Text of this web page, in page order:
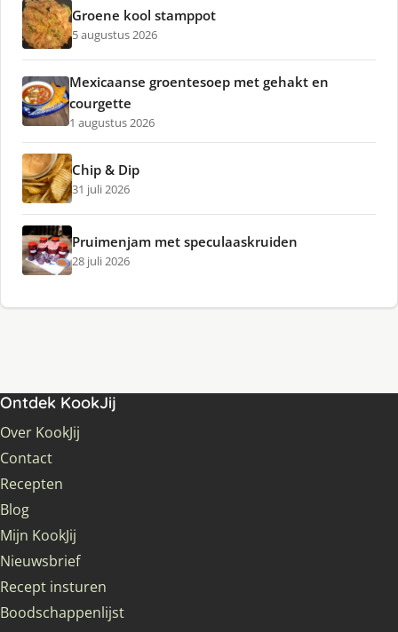
Groene kool stamppot
5 augustus 2026
Mexicaanse groentesoep met gehakt en
courgette
1 augustus 2026
Chip & Dip
31 juli 2026
Pruimenjam met speculaaskruiden
28 juli 2026
Ontdek KookJij
Over KookJij
Contact
Recepten
Blog
Mijn KookJij
Nieuwsbrief
Recept insturen
Boodschappenlijst